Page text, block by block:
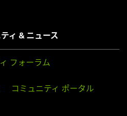
ィ & ニュース
フォーラム
コミュニティ ポータル